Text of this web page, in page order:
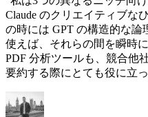
Claude のクリエイティブな
の時には GPT の構造的な論
使えば、それらの間を瞬時
PDF 分析ツールも、競合他
要約する際にとても役に立っ